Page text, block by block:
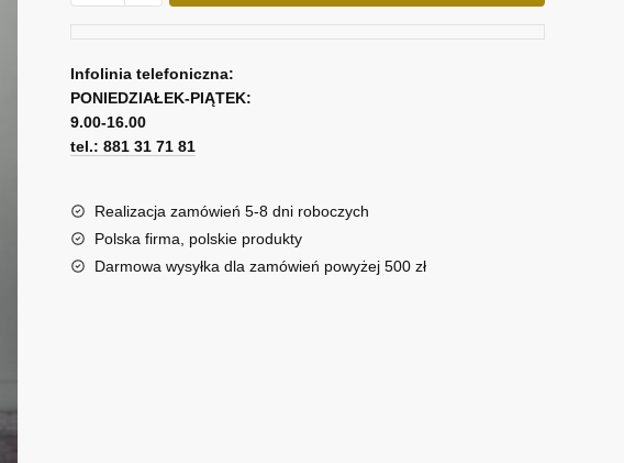
i
pióra
Infolinia telefoniczna:
PONIEDZIAŁEK-PIĄTEK:
9.00-16.00
tel.: 881 31 71 81
Realizacja zamówień 5-8 dni roboczych
Polska firma, polskie produkty
Darmowa wysyłka dla zamówień powyżej 500 zł